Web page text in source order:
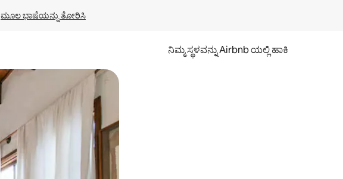
ಮೂಲ ಭಾಷೆಯನ್ನು ತೋರಿಸಿ
ನಿಮ್ಮ ಸ್ಥಳವನ್ನು Airbnb ಯಲ್ಲಿ ಹಾಕಿ